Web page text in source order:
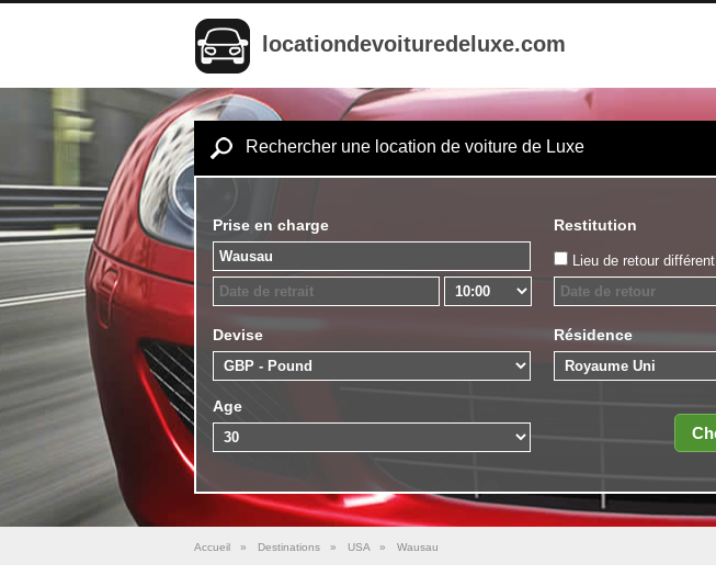
locationdevoituredeluxe.com
Rechercher une location de voiture de Luxe
Prise en charge Restitution
Lieu de retour différent
Devise Résidence
Age
Accueil » Destinations » USA » Wausau